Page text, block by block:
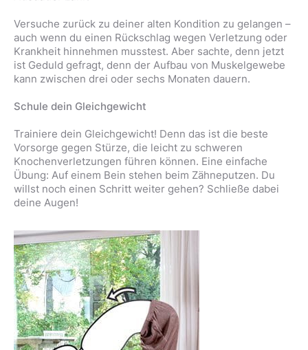
Versuche zurück zu deiner alten Kondition zu gelangen –
auch wenn du einen Rückschlag wegen Verletzung oder
Krankheit hinnehmen musstest. Aber sachte, denn jetzt
ist Geduld gefragt, denn der Aufbau von Muskelgewebe
kann zwischen drei oder sechs Monaten dauern.
Schule dein Gleichgewicht
Trainiere dein Gleichgewicht! Denn das ist die beste
Vorsorge gegen Stürze, die leicht zu schweren
Knochenverletzungen führen können. Eine einfache
Übung: Auf einem Bein stehen beim Zähneputzen. Du
willst noch einen Schritt weiter gehen? Schließe dabei
deine Augen!